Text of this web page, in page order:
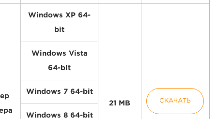
Windows XP 64-
bit
21 MB СКАЧАТЬ
Windows Vista
64-bit
Windows 7 64-bit
Windows 8 64-bit